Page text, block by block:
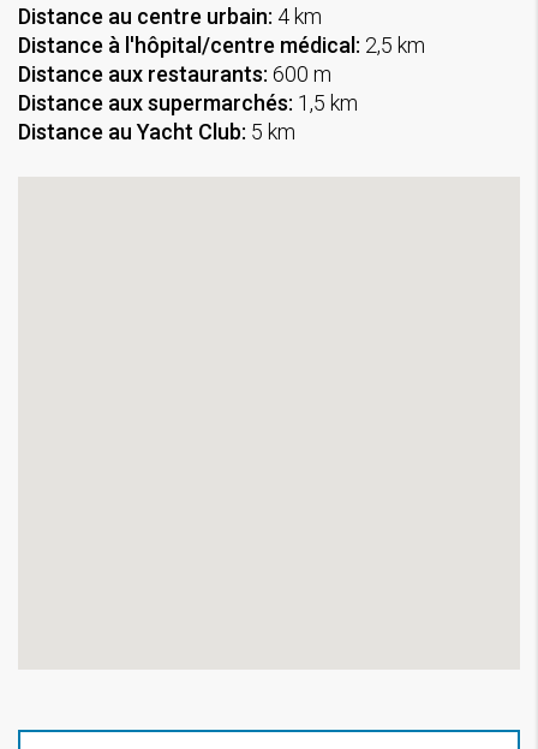
Distance au centre urbain: 4 km
Distance à l'hôpital/centre médical: 2,5 km
Distance aux restaurants: 600 m
Distance aux supermarchés: 1,5 km
Distance au Yacht Club: 5 km